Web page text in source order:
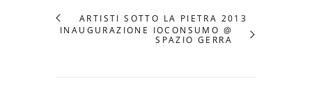
ARTISTI SOTTO LA PIETRA 2013
INAUGURAZIONE IOCONSUMO @
SPAZIO GERRA